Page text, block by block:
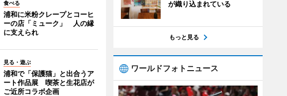
食べる
浦和に米粉クレープとコーヒ
ーの店「ミューク」 人の縁
に支えられ
見る・遊ぶ
浦和で「保護猫」と出合うア
ート作品展 喫茶と生花店が
ご近所コラボ企画
が織り込まれている
もっと見る
ワールドフォトニュース